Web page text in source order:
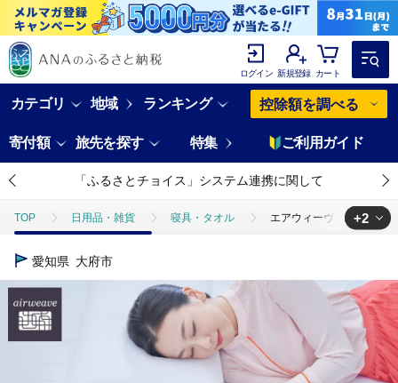
ログイン 新規登録 カート
カテゴリ 地域 ランキング 控除額を調べる
寄付額 旅先を探す 特集 ご利用ガイド
「ふるさとチョイス」システム連携に関して
TOP 日用品・雑貨 寝具・タオル エアウィーヴ スマート
TOP
TOP その他ファッション エアウィーヴ ス
+2
愛知県 大府市